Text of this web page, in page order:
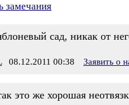
замечания
сад, никак от
08.12.2011 00:38 Заявить о
это же хорошая